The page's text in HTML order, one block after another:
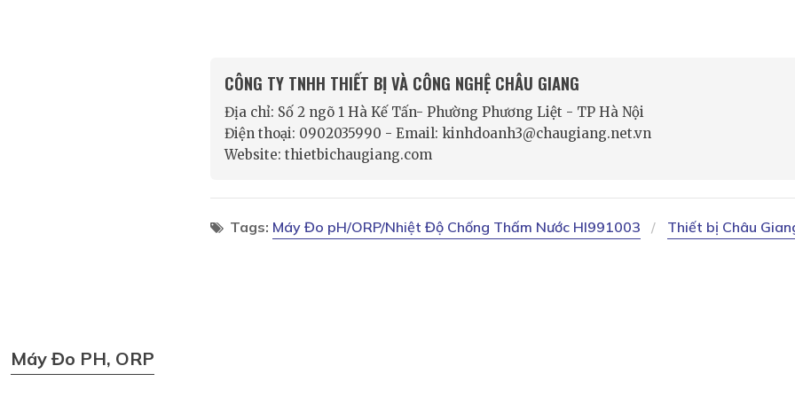
CÔNG TY TNHH THIẾT BỊ VÀ CÔNG NGHỆ CHÂU GIANG
Địa chỉ: Số 2 ngõ 1 Hà Kế Tấn- Phường Phương Liệt - TP Hà Nội
Điện thoại: 0902035990 - Email: kinhdoanh3@chaugiang.net.vn
Website: thietbichaugiang.com
Tags: Máy Đo pH/ORP/Nhiệt Độ Chống Thấm Nước HI991003 Thiết bị Châu
Máy Đo PH, ORP